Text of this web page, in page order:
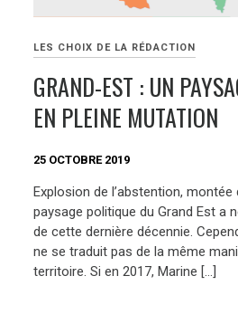
LES CHOIX DE LA RÉDACTION
GRAND-EST : UN
EN PLEINE MUTATION
25 OCTOBRE 2019
Explosion de l’abstention,
paysage politique du Grand Est a
de cette dernière décennie.
ne se traduit pas de la même
territoire. Si en 2017, Marine […]